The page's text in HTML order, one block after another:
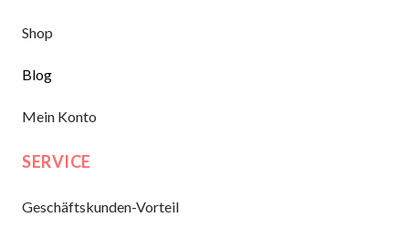
Shop
Blog
Mein Konto
SERVICE
Geschäftskunden-Vorteil